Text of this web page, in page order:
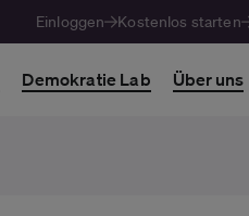
Einloggen Kostenlos starten
Demokratie Lab Über uns